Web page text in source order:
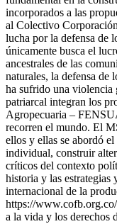
incorporados a las
al Colectivo
lucha por la defensa de
únicamente busca el
ancestrales de las
naturales, la defensa de
ha sufrido una violencia
patriarcal integran los
Agropecuaria –
recorren el mundo. El
ellos y ellas se abordó
individual, construir
críticos del contexto
historia y las
internacional de la
https://
a la vida y los derechos